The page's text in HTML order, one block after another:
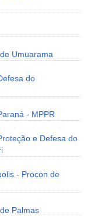
Umuarama
do
- MPPR
e Defesa do
- Procon de
Palmas